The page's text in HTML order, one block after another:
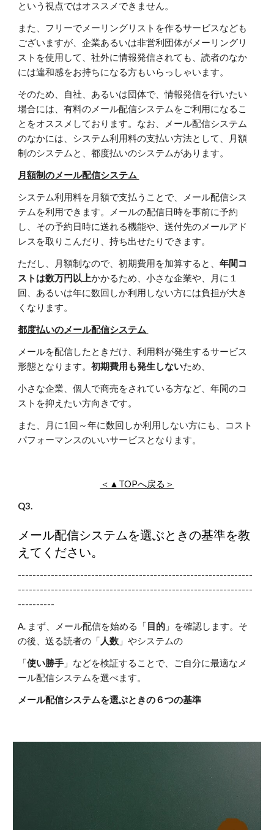
という視点ではオススメできません。
また、フリーでメーリングリストを作るサービスなども
ございますが、企業あるいは非営利団体がメーリングリ
ストを使用して、社外に情報発信されても、読者のなか
には違和感をお持ちになる方もいらっしゃいます。
そのため、自社、あるいは団体で、情報発信を行いたい
場合には、有料のメール配信システムをご利用になるこ
とをオススメしております。なお、メール配信システム
のなかには、システム利用料の支払い方法として、月額
制のシステムと、都度払いのシステムがあります。
月額制のメール配信システム
システム利用料を月額で支払うことで、メール配信シス
テムを利用できます。メールの配信日時を事前に予約
し、その予約日時に送れる機能や、送付先のメールアド
レスを取りこんだり、持ち出せたりできます。
ただし、月額制なので、初期費用を加算すると、年間コ
ストは数万円以上かかるため、小さな企業や、月に１
回、あるいは年に数回しか利用しない方には負担が大き
くなります。
都度払いのメール配信システム
メールを配信したときだけ、利用料が発生するサービス
形態となります。初期費用も発生しないため、
小さな企業、個人で商売をされている方など、年間のコ
ストを抑えたい方向きです。
また、月に1回～年に数回しか利用しない方にも、コスト
パフォーマンスのいいサービスとなります。
＜▲TOPへ戻る＞
Q3.
メール配信システムを選ぶときの基準を教
えてください。
----------------------------------------------------------------
----------------------------------------------------------------
----------
A. まず、メール配信を始める「 目的 」を確認します。そ
の後、送る読者の「 人数 」やシステムの
「使い勝手 」などを検証することで、ご自分に最適なメ
ール配信システムを選べます。
メール配信システムを選ぶときの６つの基準